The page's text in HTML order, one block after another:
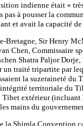
indienne était «
à pousser la
et avait la capacité
Bretagne, Sir Henry
Chen, Commissaire
Shatra Paljor
un traité tripartite par
la suzeraineté du
territoriale du
Tibet extérieur
mains du
la Shimla Convention